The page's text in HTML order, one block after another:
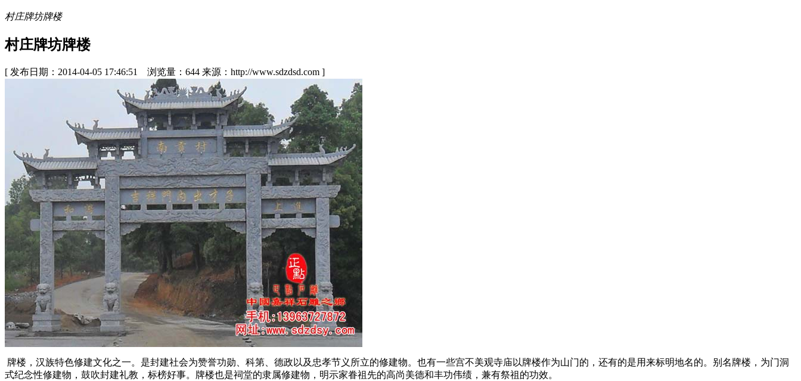
村庄牌坊牌楼
村庄牌坊牌楼
[ 发布日期：2014-04-05 17:46:51 浏览量：644 来源：http://www.sdzdsd.com ]
牌楼，汉族特色修建文化之一。是封建社会为赞誉功勋、科第、德政以及忠孝节义所立的修建物。也有一些宫不美观寺庙以牌楼作为山门的，还有的是用来标明地名的。别名牌楼，为门洞
式纪念性修建物，鼓吹封建礼教，标榜好事。牌楼也是祠堂的隶属修建物，明示家眷祖先的高尚美德和丰功伟绩，兼有祭祖的功效。